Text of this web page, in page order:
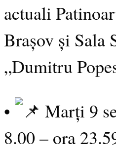
actuali
Brașov și Sala
„Dumitru
•
Marți 9
8.00 – ora